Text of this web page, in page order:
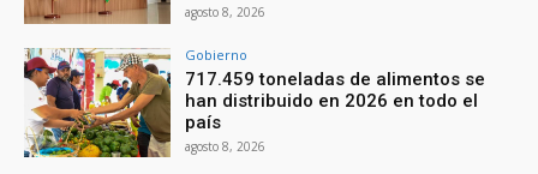
agosto 8, 2026
Gobierno
717.459 toneladas de alimentos se
han distribuido en 2026 en todo el
país
agosto 8, 2026